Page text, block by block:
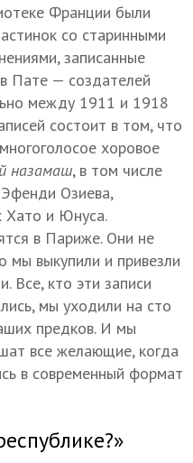
Франции были
со старинными
записанные
Пате — создателей
между 1911 и 1918
состоит в том, что
хоровое
назамаш, в том числе
Озиева,
Хато и Юнуса.
в Париже. Они не
мы выкупили и привезли
Все, кто эти записи
мы уходили на сто
предков. И мы
все желающие, когда
в современный формат